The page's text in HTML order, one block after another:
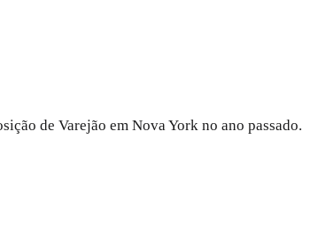
de Varejão em Nova York no ano passado.